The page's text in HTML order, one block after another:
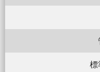
標